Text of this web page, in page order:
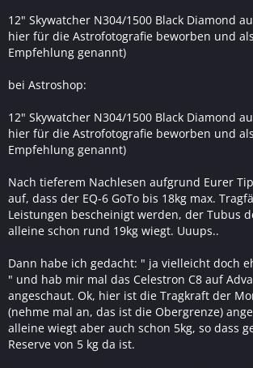
12" Skywatcher N304/1500 Black Diamond
hier für die Astrofotografie beworben und
Empfehlung genannt)
bei Astroshop:
12" Skywatcher N304/1500 Black Diamond
hier für die Astrofotografie beworben und
Empfehlung genannt)
Nach tieferem Nachlesen aufgrund Eurer
auf, dass der EQ-6 GoTo bis 18kg max.
Leistungen bescheinigt werden, der Tubus
alleine schon rund 19kg wiegt. Uuups..
Dann habe ich gedacht: " ja vielleicht doch
" und hab mir mal das Celestron C8 auf
angeschaut. Ok, hier ist die Tragkraft der
(nehme mal an, das ist die Obergrenze)
alleine wiegt aber auch schon 5kg, so dass
Reserve von 5 kg da ist.